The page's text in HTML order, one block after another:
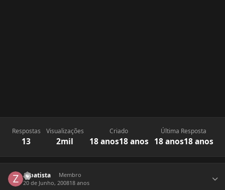
Respostas
13
Visualizações
2mil
Criado
18 anos18 anos
Última Resposta
18 anos18 anos
zapatista
Membro
20 de Junho, 200818 anos